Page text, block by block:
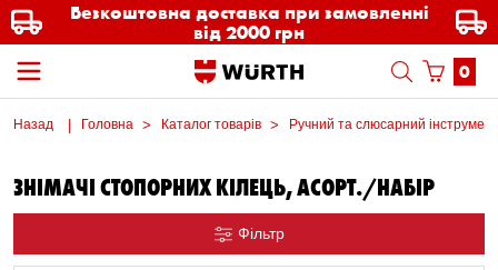
Безкоштовна доставка при замовленні
від 2000 грн
0
Назад Головна Каталог товарів Ручний та слюсарний інструмент
ЗНІМАЧІ СТОПОРНИХ КІЛЕЦЬ, АСОРТ./НАБІР
Фільтр